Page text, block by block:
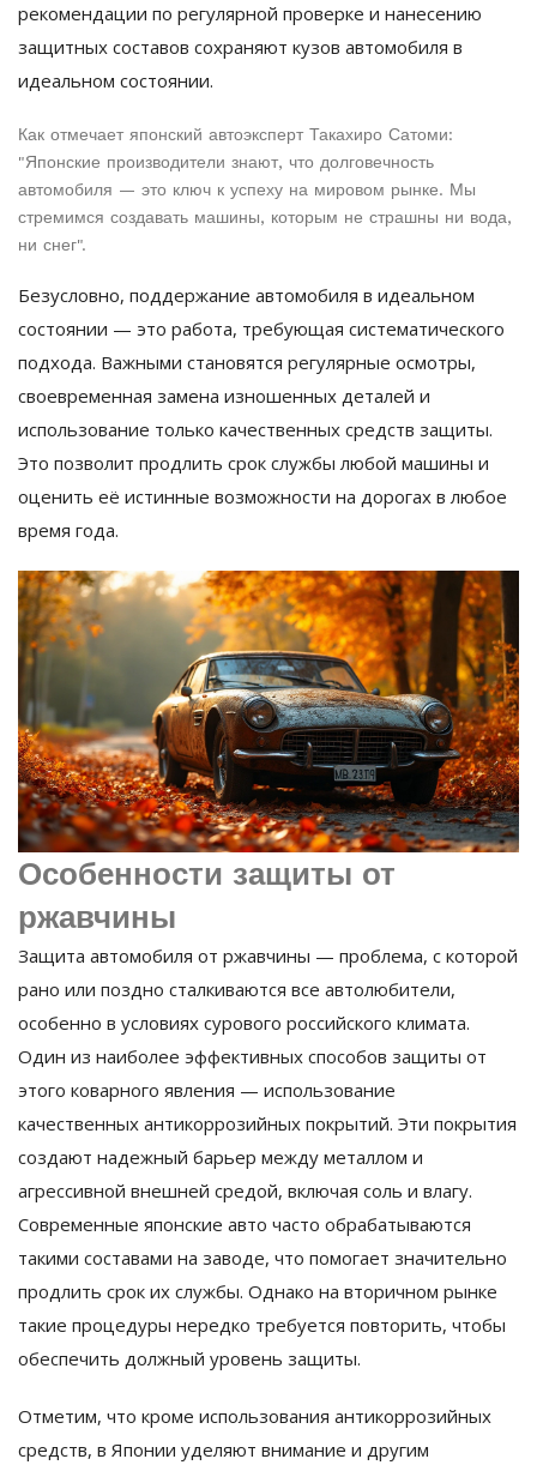
рекомендации по регулярной проверке и нанесению
защитных составов сохраняют кузов автомобиля в
идеальном состоянии.
Как отмечает японский автоэксперт Такахиро Сатоми:
"Японские производители знают, что долговечность
автомобиля — это ключ к успеху на мировом рынке. Мы
стремимся создавать машины, которым не страшны ни вода,
ни снег".
Безусловно, поддержание автомобиля в идеальном
состоянии — это работа, требующая систематического
подхода. Важными становятся регулярные осмотры,
своевременная замена изношенных деталей и
использование только качественных средств защиты.
Это позволит продлить срок службы любой машины и
оценить её истинные возможности на дорогах в любое
время года.
Особенности защиты от
ржавчины
Защита автомобиля от ржавчины — проблема, с которой
рано или поздно сталкиваются все автолюбители,
особенно в условиях сурового российского климата.
Один из наиболее эффективных способов защиты от
этого коварного явления — использование
качественных антикоррозийных покрытий. Эти покрытия
создают надежный барьер между металлом и
агрессивной внешней средой, включая соль и влагу.
Современные японские авто часто обрабатываются
такими составами на заводе, что помогает значительно
продлить срок их службы. Однако на вторичном рынке
такие процедуры нередко требуется повторить, чтобы
обеспечить должный уровень защиты.
Отметим, что кроме использования антикоррозийных
средств, в Японии уделяют внимание и другим